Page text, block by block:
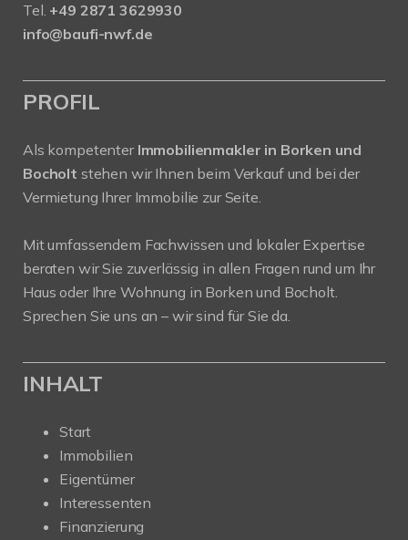
Tel. +49 2871 3629930
info@baufi-nwf.de
PROFIL
Als kompetenter Immobilienmakler in Borken und
Bocholt stehen wir Ihnen beim Verkauf und bei der
Vermietung Ihrer Immobilie zur Seite.
Mit umfassendem Fachwissen und lokaler Expertise
beraten wir Sie zuverlässig in allen Fragen rund um Ihr
Haus oder Ihre Wohnung in Borken und Bocholt.
Sprechen Sie uns an – wir sind für Sie da.
INHALT
Start
Immobilien
Eigentümer
Interessenten
Finanzierung